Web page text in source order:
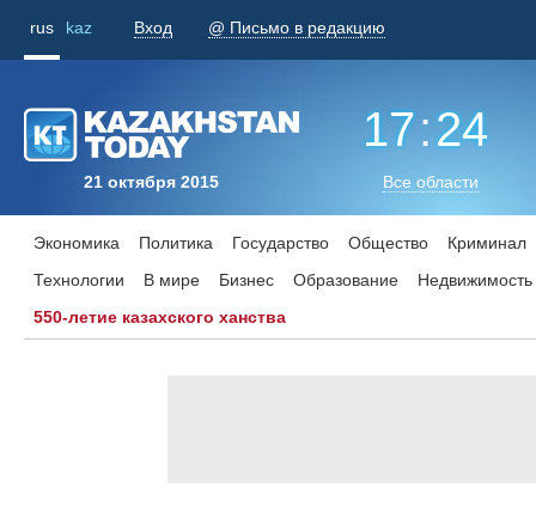
rus kaz Вход @ Письмо в редакцию
21 октября 2015
17:24
Все области
Экономика Политика Государство Общество
Криминал
Технологии
В мире Бизнес Образование
Недвижимость
550-летие казахского ханства